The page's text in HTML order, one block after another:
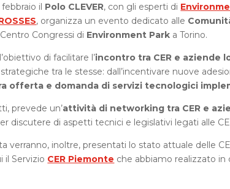
il Polo CLEVER, con gli esperti di
, organizza un evento dedicato alle
Congressi di Environment Park a Torino.
di facilitare l’incontro tra CER e aziende
tra le stesse: dall’incentivare nuove
offerta e domanda di servizi tecnologici
prevede un’attività di networking tra CER e
discutere di aspetti tecnici e legislativi legati alle
verranno, inoltre, presentati lo stato attuale delle
il Servizio CER Piemonte che abbiamo realizzato